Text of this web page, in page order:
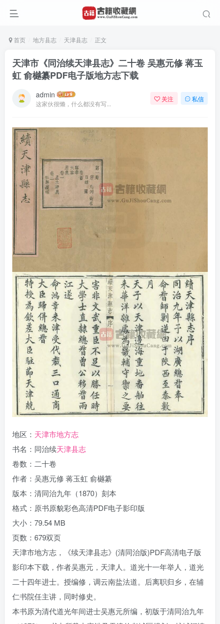
首页 地方县志 天津县志 正文
天津市《同治续天津县志》二十卷 吴惠元修 蒋玉
虹 俞樾纂PDF电子版地方志下载
admin
这家伙很懒，什么都没有写...
关注 私信
地区： 天津市地方志
书名：同治续天津县志
卷数：二十卷
作者：吴惠元修 蒋玉虹 俞樾纂
版本：清同治九年（1870）刻本
格式：原书原貌彩色高清PDF电子影印版
大小：79.54 MB
页数：679双页
天津市地方志，《续天津县志》(清同治版)PDF高清电子版
影印本下载，作者吴惠元，天津人。道光十一年举人，道光
二十四年进士。授编修，调云南盐法道。后离职归乡，在辅
仁书院任主讲，同时修史。
本书原为清代道光年间进士吴惠元所编，初版于清同治九年